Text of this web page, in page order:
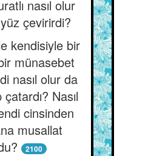
nasıl olur
çevirirdi?
kendisiyle bir
münasebet
nasıl olur da
Nasıl
cinsinden
musallat
2100